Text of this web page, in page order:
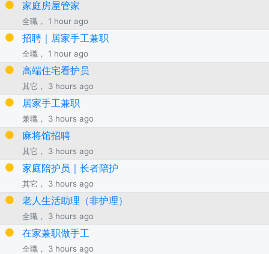
家庭房屋管家
全職， 1 hour ago
招聘｜居家手工兼职
全職， 1 hour ago
高端住宅看护员
其它， 3 hours ago
居家手工兼职
兼職， 3 hours ago
麻将馆招聘
其它， 3 hours ago
家庭陪护员｜长者陪护
其它， 3 hours ago
老人生活助理（非护理）
全職， 3 hours ago
在家兼职做手工
全職， 3 hours ago